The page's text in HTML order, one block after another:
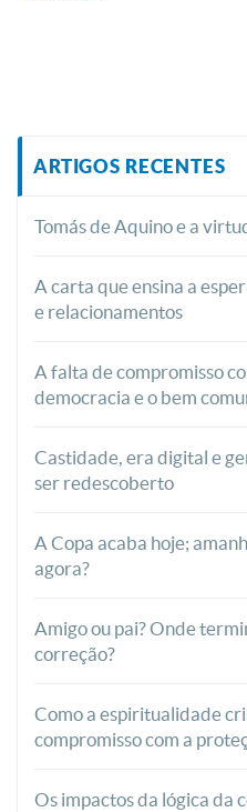
ARTIGOS RECENTES
Tomás de Aquino e a
A carta que ensina a
e relacionamentos
A falta de compromisso
democracia e o bem
Castidade, era digital e
ser redescoberto
A Copa acaba hoje;
agora?
Amigo ou pai? Onde
correção?
Como a espiritualidade
compromisso com a
Os impactos da lógica da